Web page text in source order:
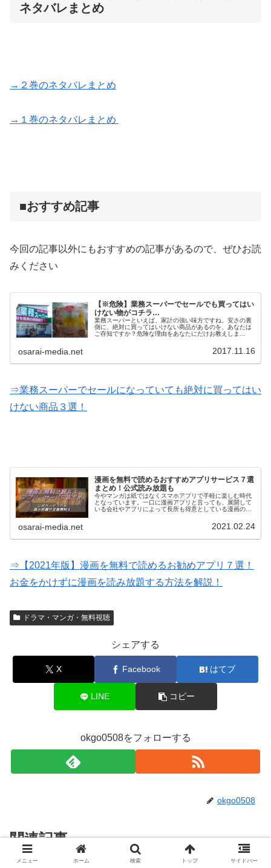
ネタバレまとめ
→２巻のネタバレまとめ
→１巻のネタバレまとめ
■おすすめ記事
今回の記事以外にもおすすめの記事があるので、ぜひお読
みください
【※危険】業務スーパーでセールでも買ってはい
けない物がコチラ…
業務スーパーといえば、家計の強い味方ですね。安さの裏
側に、絶対に買ってはいけない商品があるのを、あなたは
ご存知ですか？危険な理由をあなたにだけお教えしま
osarai-media.net 2017.11.16
⇒業務スーパーでセールになっていても絶対に買ってはい
けない商品３選！
漫画を無料で読めるおすすめアプリサービス７選
まとめ！公式読み放題も
今やマンガは紙ではなくスマホアプリで手軽に楽しむ時代
となっています。一口に漫画アプリと言っても、展開して
いる会社やアプリによって長所も得意としている漫画のジ
osarai-media.net 2021.02.24
⇒【2021年版】漫画を無料で読めるお勧めアプリ７選！
お金をかけずに漫画を読み放題する方法を解説！
ドラマ・マンガ・無料視聴
シェアする
X Facebook はてブ
LINE コピー
okgo0508をフォローする
okgo0508
関連記事
メニュー ホーム 検索 トップ サイドバー